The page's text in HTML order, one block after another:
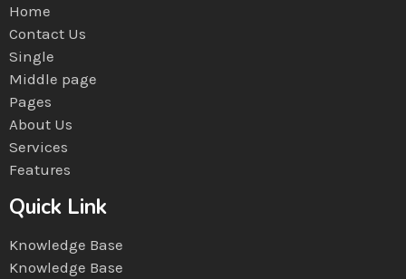
Home
Contact Us
Single
Middle page
Pages
About Us
Services
Features
Quick Link
Knowledge Base
Knowledge Base